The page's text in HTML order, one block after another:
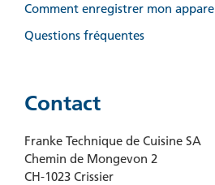
Comment enregistrer mon
Questions fréquentes
Contact
Franke Technique de Cuisine SA
Chemin de Mongevon 2
CH-1023 Crissier